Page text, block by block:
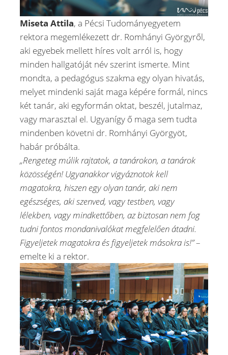
Miseta Attila, a Pécsi Tudományegyetem
rektora megemlékezett dr. Romhányi Györgyről,
aki egyebek mellett híres volt arról is, hogy
minden hallgatóját név szerint ismerte. Mint
mondta, a pedagógus szakma egy olyan hivatás,
melyet mindenki saját maga képére formál, nincs
két tanár, aki egyformán oktat, beszél, jutalmaz,
vagy marasztal el. Ugyanígy ő maga sem tudta
mindenben követni dr. Romhányi Györgyöt,
habár próbálta.
„Rengeteg múlik rajtatok, a tanárokon, a tanárok
közösségén! Ugyanakkor vigyáznotok kell
magatokra, hiszen egy olyan tanár, aki nem
egészséges, aki szenved, vagy testben, vagy
lélekben, vagy mindkettőben, az biztosan nem fog
tudni fontos mondanivalókat megfelelően átadni.
Figyeljetek magatokra és figyeljetek másokra is!”–
emelte ki a rektor.